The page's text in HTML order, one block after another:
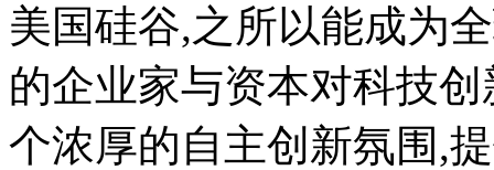
美国硅谷,之所以能成为
的企业家与资本对科技
个浓厚的自主创新氛围,